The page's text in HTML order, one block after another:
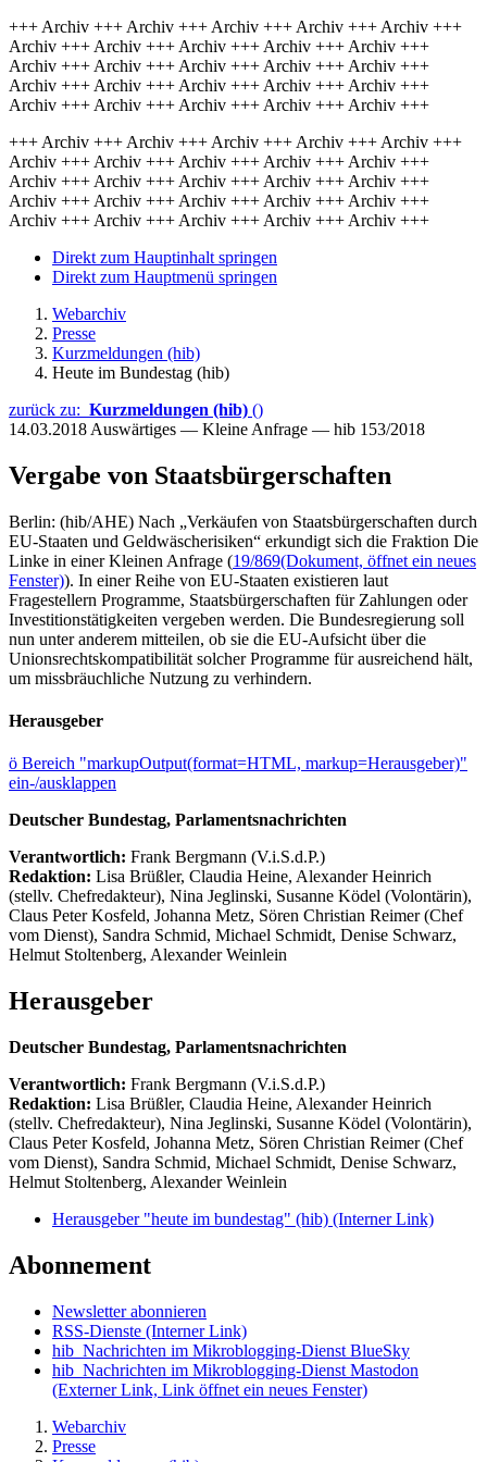
+++ Archiv +++ Archiv +++ Archiv +++ Archiv +++ Archiv +++
Archiv +++ Archiv +++ Archiv +++ Archiv +++ Archiv +++
Archiv +++ Archiv +++ Archiv +++ Archiv +++ Archiv +++
Archiv +++ Archiv +++ Archiv +++ Archiv +++ Archiv +++
Archiv +++ Archiv +++ Archiv +++ Archiv +++ Archiv +++
+++ Archiv +++ Archiv +++ Archiv +++ Archiv +++ Archiv +++
Archiv +++ Archiv +++ Archiv +++ Archiv +++ Archiv +++
Archiv +++ Archiv +++ Archiv +++ Archiv +++ Archiv +++
Archiv +++ Archiv +++ Archiv +++ Archiv +++ Archiv +++
Archiv +++ Archiv +++ Archiv +++ Archiv +++ Archiv +++
Direkt zum Hauptinhalt springen
Direkt zum Hauptmenü springen
Webarchiv
Presse
Kurzmeldungen (hib)
Heute im Bundestag (hib)
zurück zu: Kurzmeldungen (hib) ()
14.03.2018 Auswärtiges — Kleine Anfrage — hib 153/2018
Vergabe von Staatsbürgerschaften
Berlin: (hib/AHE) Nach „Verkäufen von Staatsbürgerschaften durch
EU-Staaten und Geldwäscherisiken“ erkundigt sich die Fraktion Die
Linke in einer Kleinen Anfrage (19/869(Dokument, öffnet ein neues
Fenster)). In einer Reihe von EU-Staaten existieren laut
Fragestellern Programme, Staatsbürgerschaften für Zahlungen oder
Investitionstätigkeiten vergeben werden. Die Bundesregierung soll
nun unter anderem mitteilen, ob sie die EU-Aufsicht über die
Unionsrechtskompatibilität solcher Programme für ausreichend hält,
um missbräuchliche Nutzung zu verhindern.
Herausgeber
ö Bereich "markupOutput(format=HTML, markup=Herausgeber)"
ein-/ausklappen
Deutscher Bundestag, Parlamentsnachrichten
Verantwortlich: Frank Bergmann (V.i.S.d.P.)
Redaktion: Lisa Brüßler, Claudia Heine, Alexander Heinrich
(stellv. Chefredakteur), Nina Jeglinski, Susanne Ködel (Volontärin),
Claus Peter Kosfeld, Johanna Metz, Sören Christian Reimer (Chef
vom Dienst), Sandra Schmid, Michael Schmidt, Denise Schwarz,
Helmut Stoltenberg, Alexander Weinlein
Herausgeber
Deutscher Bundestag, Parlamentsnachrichten
Verantwortlich: Frank Bergmann (V.i.S.d.P.)
Redaktion: Lisa Brüßler, Claudia Heine, Alexander Heinrich
(stellv. Chefredakteur), Nina Jeglinski, Susanne Ködel (Volontärin),
Claus Peter Kosfeld, Johanna Metz, Sören Christian Reimer (Chef
vom Dienst), Sandra Schmid, Michael Schmidt, Denise Schwarz,
Helmut Stoltenberg, Alexander Weinlein
Herausgeber "heute im bundestag" (hib) (Interner Link)
Abonnement
Newsletter abonnieren
RSS-Dienste (Interner Link)
hib_Nachrichten im Mikroblogging-Dienst BlueSky
hib_Nachrichten im Mikroblogging-Dienst Mastodon
(Externer Link, Link öffnet ein neues Fenster)
Webarchiv
Presse